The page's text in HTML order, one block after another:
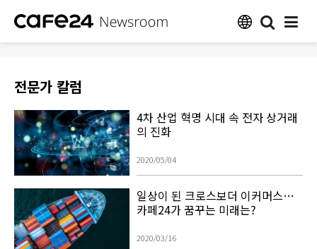
전문가 칼럼
4차 산업 혁명 시대 속 전자 상거래
의 진화
2020/05/04
일상이 된 크로스보더 이커머스…
카페24가 꿈꾸는 미래는?
2020/03/16